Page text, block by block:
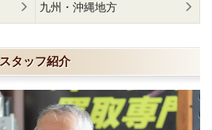
九州・沖縄地方
スタッフ紹介